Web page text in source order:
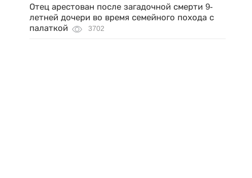
Отец арестован после загадочной смерти 9-
летней дочери во время семейного похода с
палаткой
3702